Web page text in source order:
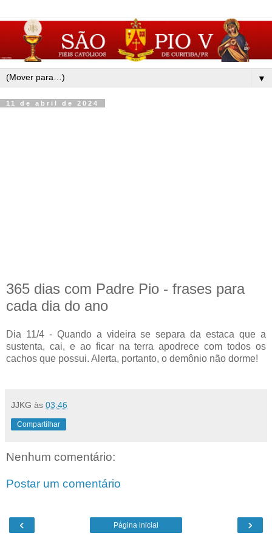
▼
11 de abril de 2024
365 dias com Padre Pio - frases para
cada dia do ano
Dia 11/4 - Quando a videira se separa da estaca que a
sustenta, cai, e ao ficar na terra apodrece com todos os
cachos que possui. Alerta, portanto, o demônio não dorme!
JJKG às 03:46
Compartilhar
Nenhum comentário:
Postar um comentário
‹ ›
Página inicial